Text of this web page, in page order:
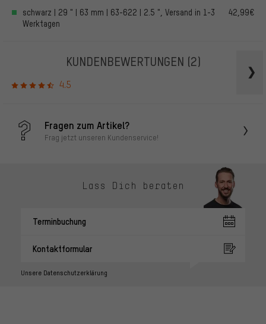
schwarz | 29 " | 63 mm | 63-622 | 2.5 ", Versand in 1-3
Werktagen
42,99€
KUNDENBEWERTUNGEN (2)
4.5
Fragen zum Artikel?
Frag jetzt unseren Kundenservice!
Lass Dich beraten
Terminbuchung
Kontaktformular
Unsere Datenschutzerklärung